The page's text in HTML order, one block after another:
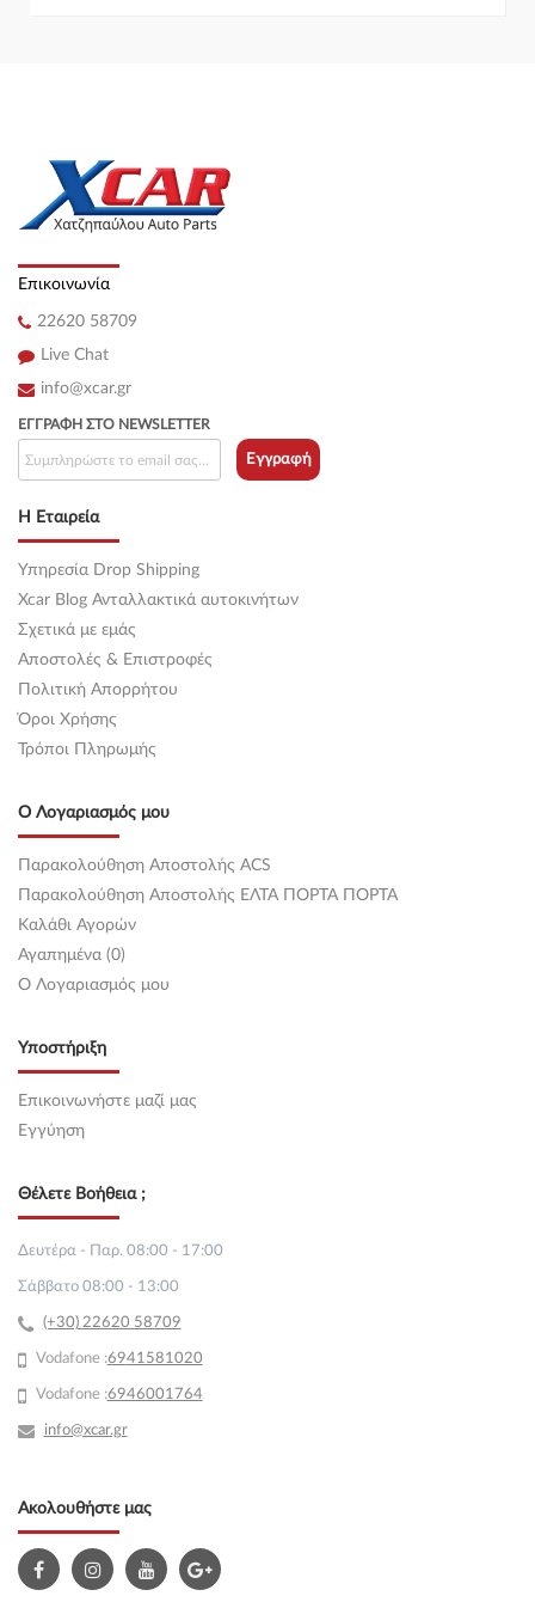
Επικοινωνία
22620 58709
Live Chat
info@xcar.gr
Η Εταιρεία
Υπηρεσία Drop Shipping
Xcar Blog Ανταλλακτικά αυτοκινήτων
Σχετικά με εμάς
Αποστολές & Επιστροφές
Πολιτική Απορρήτου
Όροι Χρήσης
Τρόποι Πληρωμής
Ο Λογαριασμός μου
Παρακολούθηση Αποστολής ACS
Παρακολούθηση Αποστολής ΕΛΤΑ ΠΟΡΤΑ ΠΟΡΤΑ
Καλάθι Αγορών
Αγαπημένα (0)
O Λογαριασμός μου
Υποστήριξη
Επικοινωνήστε μαζί μας
Εγγύηση
ΕΓΓΡΑΦΉ ΣΤΟ NEWSLETTER
Εγγραφή
Θέλετε Βοήθεια ;
Δευτέρα - Παρ. 08:00 - 17:00
Σάββατο 08:00 - 13:00
(+30) 22620 58709
Vodafone :6941581020
Vodafone :6946001764
info@xcar.gr
Ακολουθήστε μας